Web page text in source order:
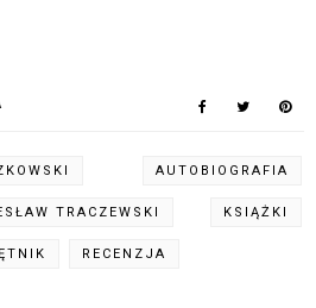
AUTOBIOGRAFIA
TRACZEWSKI KSIĄŻKI
RECENZJA